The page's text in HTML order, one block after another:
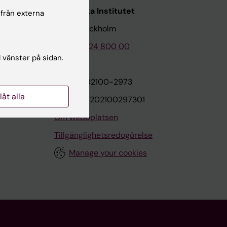
Karolinska Institutet
171 77 Stockholm
Tel: 08-524 800 00
Org.nr: 202100-2973
VAT.nr: SE202100297301
Om webbplatsen
Tillgänglighetsredogörelse
Manage your cookies
externa
på sidan.
alla